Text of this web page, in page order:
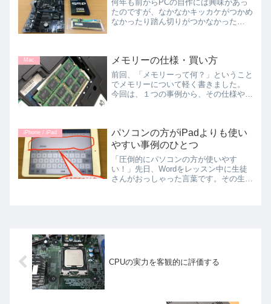
何年も前からPCの自作には興味があっ
たのですが、なかなかキッカケがつかめ
なかったり踏ん切りがつかなかった
ち写真 --->CPUは...
Mac メモリーの仕様・買い方
前回、「メモリーって何？」ということ
でメモリーについて軽く書きました。
今回は、１つの事例から、その仕様や買
た。その機種のメモリーにつ...
iPhone / iPad
パソコンの方がiPadよりも使い
やすい事例のひとつ
「圧倒的にパソコンの方が使いやす
い！」先日、Wordをレッスン中に生徒
さんがおっしゃった言葉です。その生徒
CPUの実力を客観的に評価する